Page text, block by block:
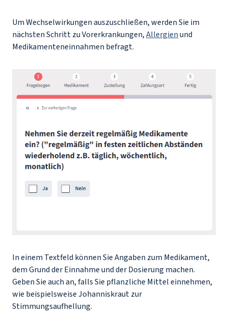
Um Wechselwirkungen auszuschließen, werden Sie im
nächsten Schritt zu Vorerkrankungen,Allergienund
Medikamenteneinnahmen befragt.
In einem Textfeld können Sie Angaben zum Medikament,
dem Grund der Einnahme und der Dosierung machen.
Geben Sie auch an, falls Sie pflanzliche Mittel einnehmen,
wie beispielsweise Johanniskraut zur
Stimmungsaufhellung.